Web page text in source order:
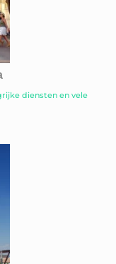
diensten en vele